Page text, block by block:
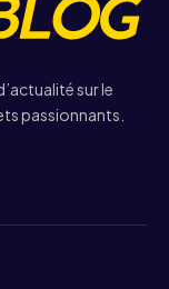
sur le
passionnants.